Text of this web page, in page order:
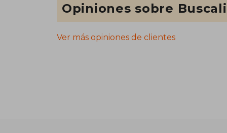
Opiniones sobre
Ver más opiniones de clientes